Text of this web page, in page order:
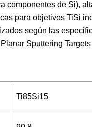
componentes de Si),
para objetivos TiSi
según las
Ti85Si15